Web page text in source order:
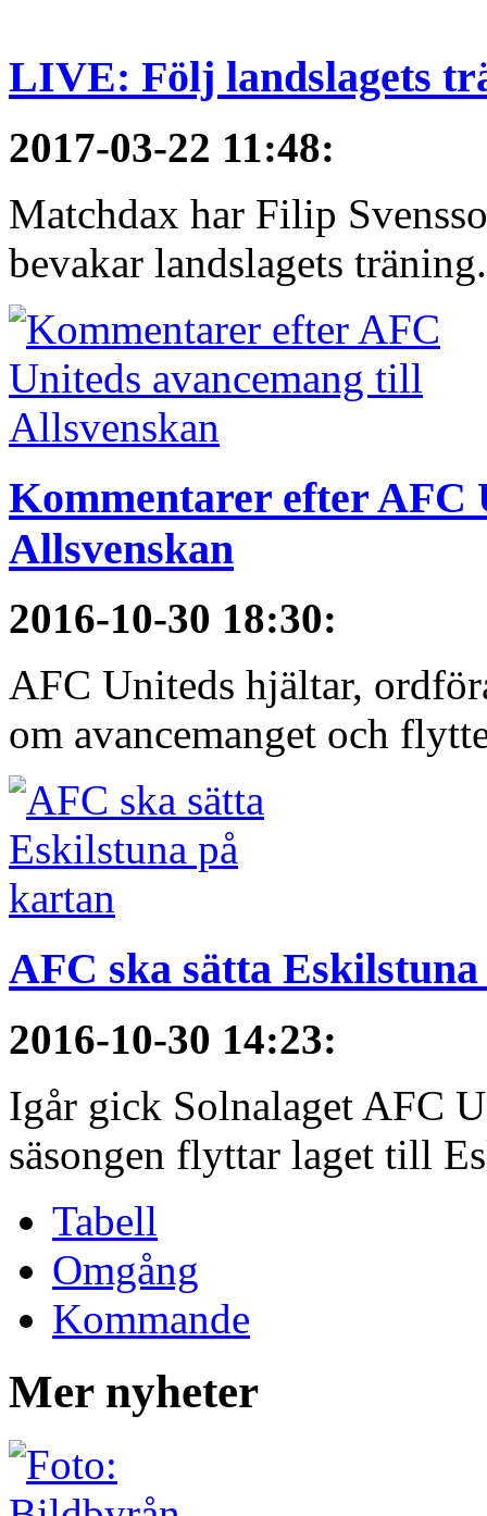
LIVE: Följ landslagets
2017-03-22 11:48:
Matchdax har Filip
bevakar landslagets
Kommentarer efter AFC
Allsvenskan
2016-10-30 18:30:
AFC Uniteds hjältar,
om avancemanget och
AFC ska sätta
2016-10-30 14:23:
Igår gick Solnalaget AFC
säsongen flyttar laget till
Tabell
Omgång
Kommande
Mer nyheter